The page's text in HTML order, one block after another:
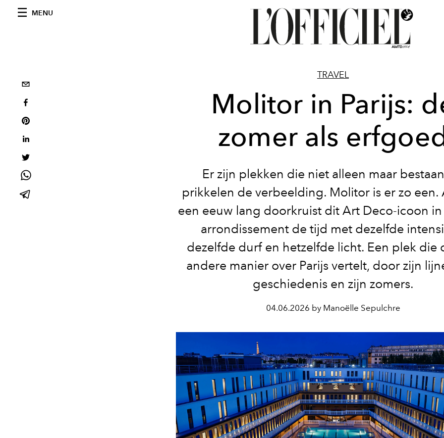
MENU
TRAVEL
Molitor in Parijs:
zomer als
Er zijn plekken die niet alleen maar
prikkelen de verbeelding. Molitor is er zo een.
een eeuw lang doorkruist dit Art Deco-icoon
arrondissement de tijd met dezelfde
dezelfde durf en hetzelfde licht. Een plek die
andere manier over Parijs vertelt, door zijn
geschiedenis en zijn zomers.
04.06.2026 by Manoëlle Sepulchre